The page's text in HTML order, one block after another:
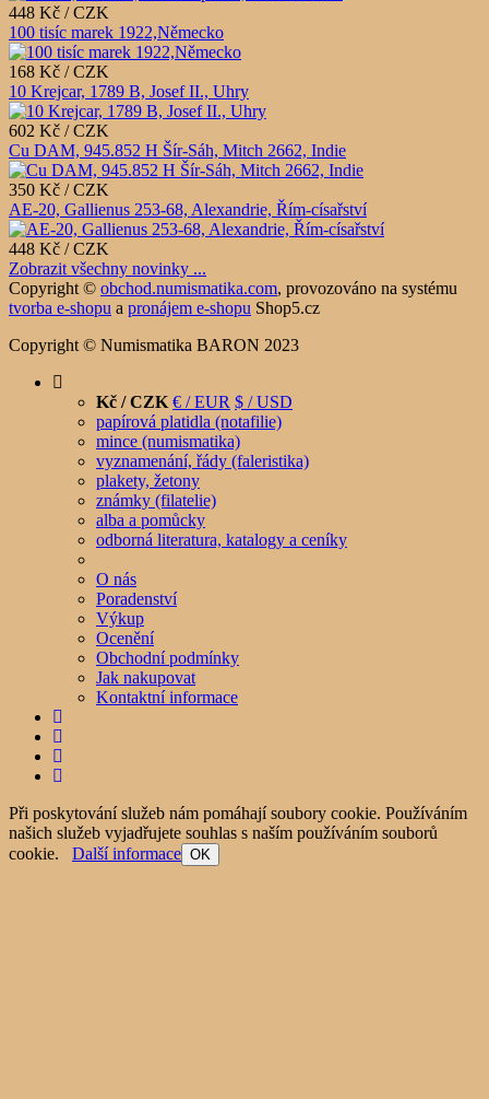
448 Kč / CZK
100 tisíc marek 1922,Německo
168 Kč / CZK
10 Krejcar, 1789 B, Josef II., Uhry
602 Kč / CZK
Cu DAM, 945.852 H Šír-Sáh, Mitch 2662, Indie
350 Kč / CZK
AE-20, Gallienus 253-68, Alexandrie, Řím-císařství
448 Kč / CZK
Zobrazit všechny novinky ...
Copyright © obchod.numismatika.com, provozováno na systému
tvorba e-shopu a pronájem e-shopu Shop5.cz
Copyright © Numismatika BARON 2023
Kč / CZK € / EUR $ / USD
papírová platidla (notafilie)
mince (numismatika)
vyznamenání, řády (faleristika)
plakety, žetony
známky (filatelie)
alba a pomůcky
odborná literatura, katalogy a ceníky
O nás
Poradenství
Výkup
Ocenění
Obchodní podmínky
Jak nakupovat
Kontaktní informace
Při poskytování služeb nám pomáhají soubory cookie. Používáním
našich služeb vyjadřujete souhlas s naším používáním souborů
cookie. Další informace